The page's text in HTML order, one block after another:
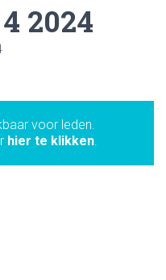
2024
voor leden.
hier te klikken.